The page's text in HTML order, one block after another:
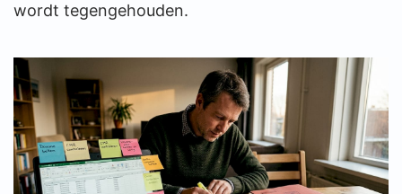
wordt tegengehouden.